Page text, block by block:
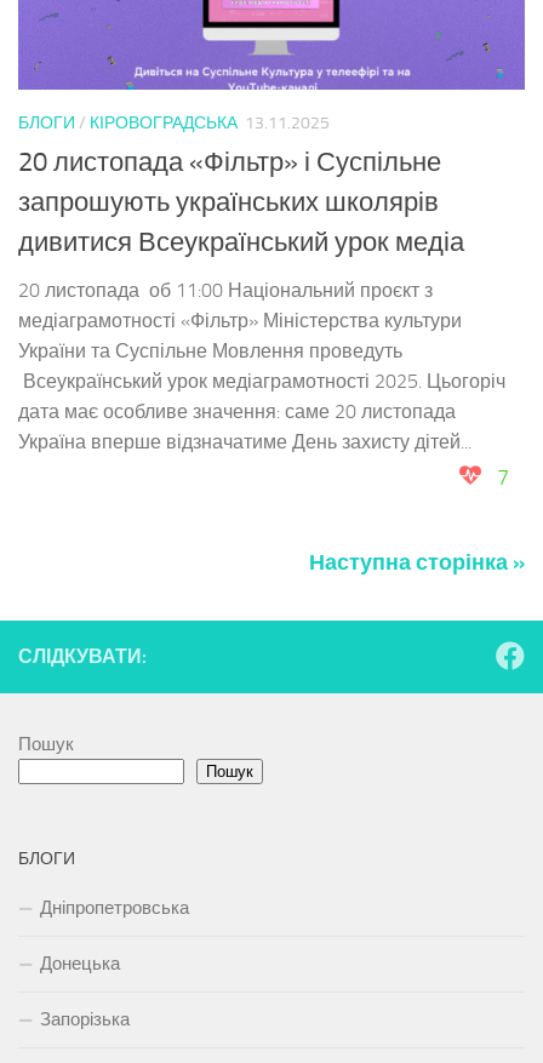
БЛОГИ / КІРОВОГРАДСЬКА 13.11.2025
20 листопада «Фільтр» і Суспільне
запрошують українських школярів
дивитися Всеукраїнський урок медіа
20 листопада об 11:00 Національний проєкт з
медіаграмотності «Фільтр» Міністерства культури
України та Суспільне Мовлення проведуть
Всеукраїнський урок медіаграмотності 2025. Цьогоріч
дата має особливе значення: саме 20 листопада
Україна вперше відзначатиме День захисту дітей...
7
Наступна сторінка »
СЛІДКУВАТИ:
Пошук
Пошук
БЛОГИ
Дніпропетровська
Донецька
Запорізька